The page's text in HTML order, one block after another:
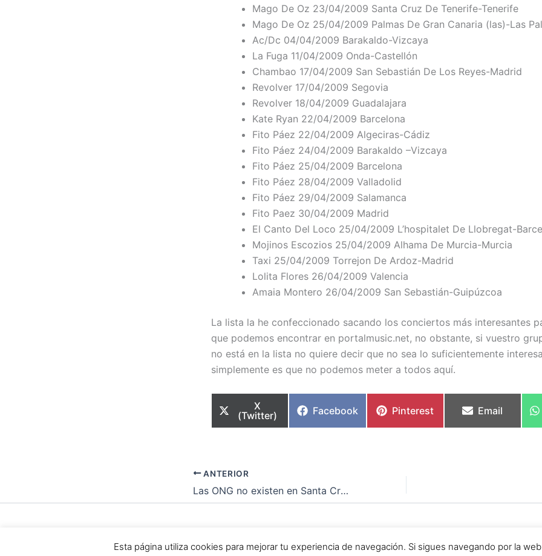
Mago De Oz 23/04/2009 Santa Cruz De Tenerife-Tenerife
Mago De Oz 25/04/2009 Palmas De Gran Canaria (las)-Las
Ac/Dc 04/04/2009 Barakaldo-Vizcaya
La Fuga 11/04/2009 Onda-Castellón
Chambao 17/04/2009 San Sebastián De Los Reyes-Madrid
Revolver 17/04/2009 Segovia
Revolver 18/04/2009 Guadalajara
Kate Ryan 22/04/2009 Barcelona
Fito Páez 22/04/2009 Algeciras-Cádiz
Fito Páez 24/04/2009 Barakaldo –Vizcaya
Fito Páez 25/04/2009 Barcelona
Fito Páez 28/04/2009 Valladolid
Fito Páez 29/04/2009 Salamanca
Fito Paez 30/04/2009 Madrid
El Canto Del Loco 25/04/2009 L’hospitalet De Llobregat-
Mojinos Escozios 25/04/2009 Alhama De Murcia-Murcia
Taxi 25/04/2009 Torrejon De Ardoz-Madrid
Lolita Flores 26/04/2009 Valencia
Amaia Montero 26/04/2009 San Sebastián-Guipúzcoa
La lista la he confeccionado sacando los conciertos más interesantes
que podemos encontrar en portalmusic.net, no obstante, si vuestro
no está en la lista no quiere decir que no sea lo suficientemente
simplemente es que no podemos meter a todos aquí.
Compartir
en
X
(Twitter)
Compartir
Facebook
Compartir
Pinterest
Compartir
Email
ANTERIOR
Las ONG no existen en Santa Cruz de Tenerife
Esta página utiliza cookies para mejorar tu experiencia de navegación. Si sigues navegando por la